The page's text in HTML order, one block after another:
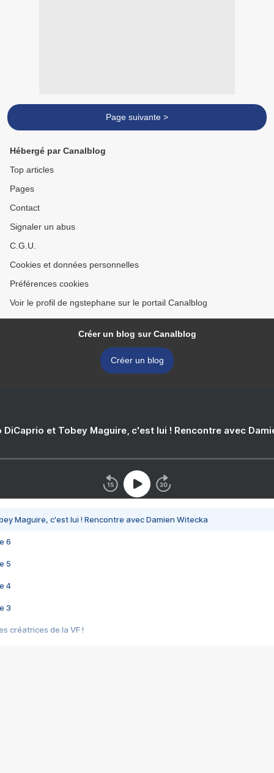
Page suivante >
Hébergé par Canalblog
Top articles
Pages
Contact
Signaler un abus
C.G.U.
Cookies et données personnelles
Préférences cookies
Voir le profil de ngstephane sur le portail Canalblog
Créer un blog sur Canalblog
Créer un blog
DiCaprio et Tobey Maguire, c'est lui ! Rencontre avec
Maguire, c'est lui ! Rencontre avec Damien Witecka
6
5
4
3
créatrices de la VF !